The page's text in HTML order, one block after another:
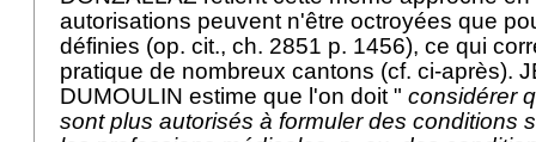
autorisations peuvent n'être octroyées que
définies (op. cit., ch. 2851 p. 1456), ce qui
pratique de nombreux cantons (cf. ci-après).
DUMOULIN estime que l'on doit " considérer
sont plus autorisés à formuler des conditions